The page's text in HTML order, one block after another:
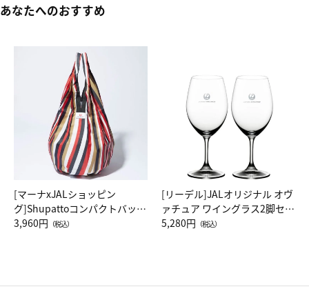
あなたへのおすすめ
[マーナxJALショッピン
グ]Shupattoコンパクトバッグ
Drop JAL客室乗務員（LC）ス
3,960円 （税込）
[リーデル]JALオリジナル オヴ
ァチュア ワイングラス2脚セッ
ト（レッドワイン）
5,280円 （税込）